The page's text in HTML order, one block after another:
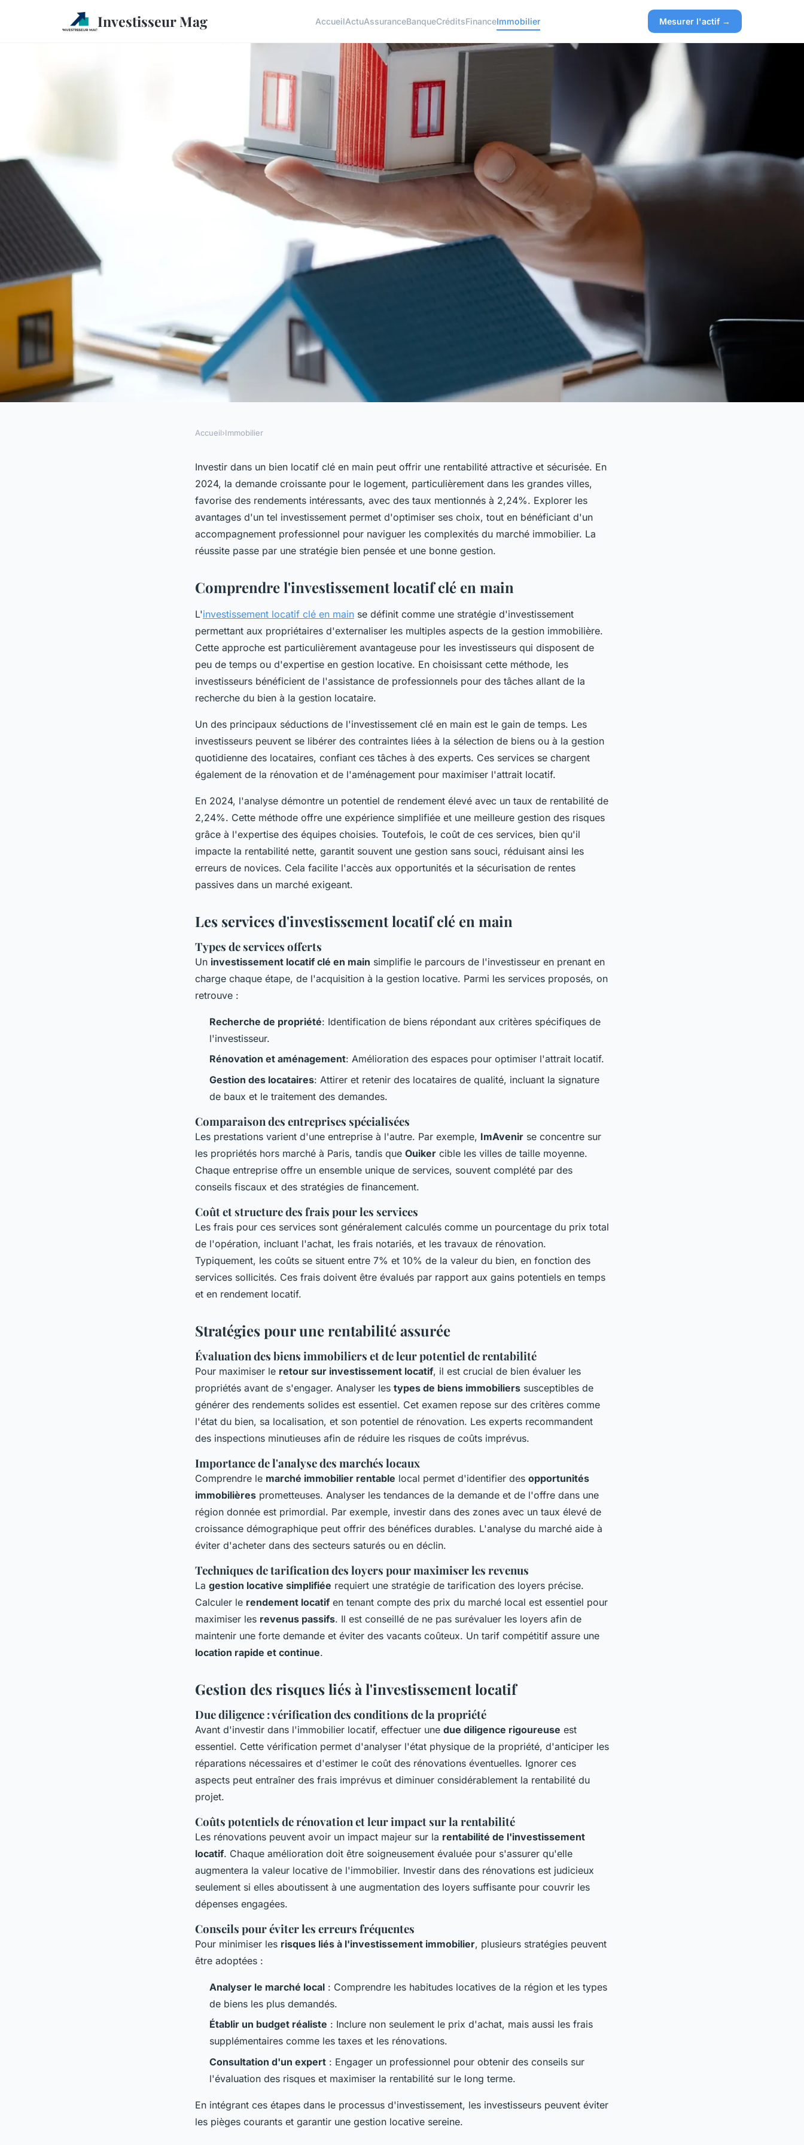
Investisseur Mag AccueilActuAssuranceBanqueCréditsFinanceImmobilier Mesurer l'actif →
Investissement locatif clé en main :
rentabilité assurée !
8 min de lecture
Accueil›Immobilier
Investir dans un bien locatif clé en main peut offrir une rentabilité attractive et sécurisée. En
2024, la demande croissante pour le logement, particulièrement dans les grandes villes,
favorise des rendements intéressants, avec des taux mentionnés à 2,24%. Explorer les
avantages d'un tel investissement permet d'optimiser ses choix, tout en bénéficiant d'un
accompagnement professionnel pour naviguer les complexités du marché immobilier. La
réussite passe par une stratégie bien pensée et une bonne gestion.
Comprendre l'investissement locatif clé en main
L'investissement locatif clé en main se définit comme une stratégie d'investissement
permettant aux propriétaires d'externaliser les multiples aspects de la gestion immobilière.
Cette approche est particulièrement avantageuse pour les investisseurs qui disposent de
peu de temps ou d'expertise en gestion locative. En choisissant cette méthode, les
investisseurs bénéficient de l'assistance de professionnels pour des tâches allant de la
recherche du bien à la gestion locataire.
Un des principaux séductions de l'investissement clé en main est le gain de temps. Les
investisseurs peuvent se libérer des contraintes liées à la sélection de biens ou à la gestion
quotidienne des locataires, confiant ces tâches à des experts. Ces services se chargent
également de la rénovation et de l'aménagement pour maximiser l'attrait locatif.
En 2024, l'analyse démontre un potentiel de rendement élevé avec un taux de rentabilité de
2,24%. Cette méthode offre une expérience simplifiée et une meilleure gestion des risques
grâce à l'expertise des équipes choisies. Toutefois, le coût de ces services, bien qu'il
impacte la rentabilité nette, garantit souvent une gestion sans souci, réduisant ainsi les
erreurs de novices. Cela facilite l'accès aux opportunités et la sécurisation de rentes
passives dans un marché exigeant.
Les services d'investissement locatif clé en main
Types de services offerts
Un investissement locatif clé en main simplifie le parcours de l'investisseur en prenant en
charge chaque étape, de l'acquisition à la gestion locative. Parmi les services proposés, on
retrouve :
Recherche de propriété: Identification de biens répondant aux critères spécifiques de
l'investisseur.
Rénovation et aménagement: Amélioration des espaces pour optimiser l'attrait locatif.
Gestion des locataires: Attirer et retenir des locataires de qualité, incluant la signature
de baux et le traitement des demandes.
Comparaison des entreprises spécialisées
Les prestations varient d'une entreprise à l'autre. Par exemple, ImAvenir se concentre sur
les propriétés hors marché à Paris, tandis que Ouiker cible les villes de taille moyenne.
Chaque entreprise offre un ensemble unique de services, souvent complété par des
conseils fiscaux et des stratégies de financement.
Coût et structure des frais pour les services
Les frais pour ces services sont généralement calculés comme un pourcentage du prix total
de l'opération, incluant l'achat, les frais notariés, et les travaux de rénovation.
Typiquement, les coûts se situent entre 7% et 10% de la valeur du bien, en fonction des
services sollicités. Ces frais doivent être évalués par rapport aux gains potentiels en temps
et en rendement locatif.
Stratégies pour une rentabilité assurée
Évaluation des biens immobiliers et de leur potentiel de rentabilité
Pour maximiser le retour sur investissement locatif, il est crucial de bien évaluer les
propriétés avant de s'engager. Analyser les types de biens immobiliers susceptibles de
générer des rendements solides est essentiel. Cet examen repose sur des critères comme
l'état du bien, sa localisation, et son potentiel de rénovation. Les experts recommandent
des inspections minutieuses afin de réduire les risques de coûts imprévus.
Importance de l'analyse des marchés locaux
Comprendre le marché immobilier rentable local permet d'identifier des opportunités
immobilières prometteuses. Analyser les tendances de la demande et de l'offre dans une
région donnée est primordial. Par exemple, investir dans des zones avec un taux élevé de
croissance démographique peut offrir des bénéfices durables. L'analyse du marché aide à
éviter d'acheter dans des secteurs saturés ou en déclin.
Techniques de tarification des loyers pour maximiser les revenus
La gestion locative simplifiée requiert une stratégie de tarification des loyers précise.
Calculer le rendement locatif en tenant compte des prix du marché local est essentiel pour
maximiser les revenus passifs. Il est conseillé de ne pas surévaluer les loyers afin de
maintenir une forte demande et éviter des vacants coûteux. Un tarif compétitif assure une
location rapide et continue.
Gestion des risques liés à l'investissement locatif
Due diligence : vérification des conditions de la propriété
Avant d'investir dans l'immobilier locatif, effectuer une due diligence rigoureuse est
essentiel. Cette vérification permet d'analyser l'état physique de la propriété, d'anticiper les
réparations nécessaires et d'estimer le coût des rénovations éventuelles. Ignorer ces
aspects peut entraîner des frais imprévus et diminuer considérablement la rentabilité du
projet.
Coûts potentiels de rénovation et leur impact sur la rentabilité
Les rénovations peuvent avoir un impact majeur sur la rentabilité de l'investissement
locatif. Chaque amélioration doit être soigneusement évaluée pour s'assurer qu'elle
augmentera la valeur locative de l'immobilier. Investir dans des rénovations est judicieux
seulement si elles aboutissent à une augmentation des loyers suffisante pour couvrir les
dépenses engagées.
Conseils pour éviter les erreurs fréquentes
Pour minimiser les risques liés à l'investissement immobilier, plusieurs stratégies peuvent
être adoptées :
Analyser le marché local : Comprendre les habitudes locatives de la région et les types
de biens les plus demandés.
Établir un budget réaliste : Inclure non seulement le prix d'achat, mais aussi les frais
supplémentaires comme les taxes et les rénovations.
Consultation d'un expert : Engager un professionnel pour obtenir des conseils sur
l'évaluation des risques et maximiser la rentabilité sur le long terme.
En intégrant ces étapes dans le processus d'investissement, les investisseurs peuvent éviter
les pièges courants et garantir une gestion locative sereine.